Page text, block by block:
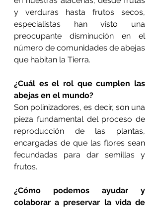
y verduras hasta frutos secos,
especialistas han visto una
preocupante disminución en el
número de comunidades de abejas
que habitan la Tierra.
¿Cuál es el rol que cumplen las
abejas en el mundo?
Son polinizadores, es decir, son una
pieza fundamental del proceso de
reproducción de las plantas,
encargadas de que las flores sean
fecundadas para dar semillas y
frutos.
¿Cómo podemos ayudar y
colaborar a preservar la vida de